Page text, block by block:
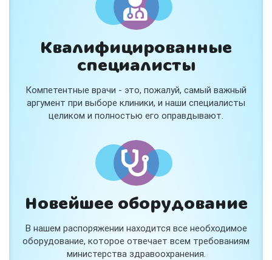
Квалифицированные
специалисты
Компетентные врачи - это, пожалуй, самый важный
аргумент при выборе клиники, и наши специалисты
целиком и полностью его оправдывают.
Новейшее оборудование
В нашем распоряжении находится все необходимое
оборудование, которое отвечает всем требованиям
министерства здравоохранения.
Консультация ортопеда +
тейпирование за 1 приём
Вас или вашего ребёнка беспокоят:
- боли в спине, шее, коленях или ногах?
- дискомфорт после спорта и нагрузок?
В «Медлэнд» принимает известный ортопед-
травматолог Шехмаметьев Али Зарефуллович
В прием входит:
✔️ Осмотр и консультация врача
✔️ Рекомендации по вашей ситуации
✔️Тейпирование
спортсменам и беременным женщинам.
Специальная цена — 3000 ₽.